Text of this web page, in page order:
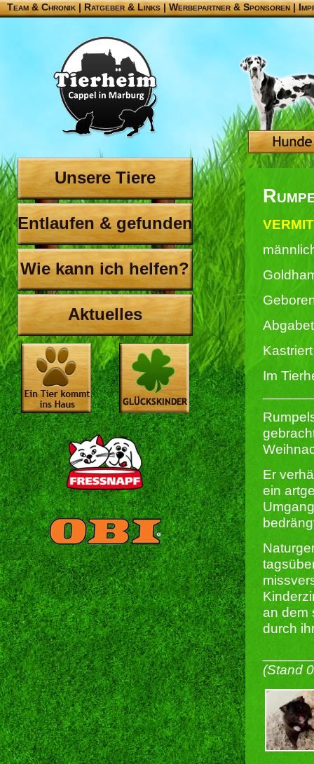
Team & Chronik |Ratgeber & Links|Werbepartner & Sponsoren|
Unsere Tiere
Entlaufen & gefunden
Wie kann ich helfen?
Aktuelles
Im
Er
ein
an dem
durch
(Stand